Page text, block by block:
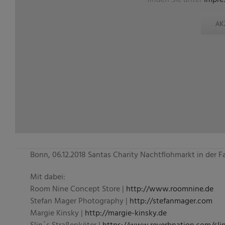
Bonn, 06.12.2018 Santas Charity Nachtflohmarkt in der
Mit dabei:
Room Nine Concept Store | http://www.roomnine.de
Stefan Mager Photography | http://stefanmager.com
Margie Kinsky | http://margie-kinsky.de